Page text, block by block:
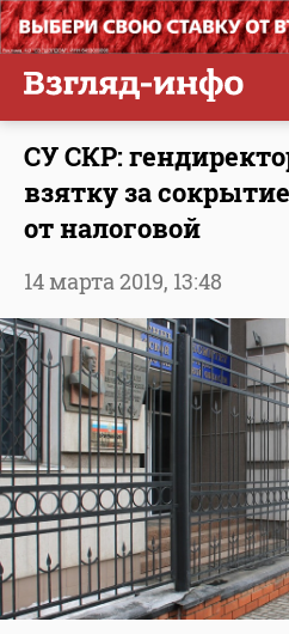
СУ СКР:
взятку за
от налоговой
14 марта 2019, 13:48